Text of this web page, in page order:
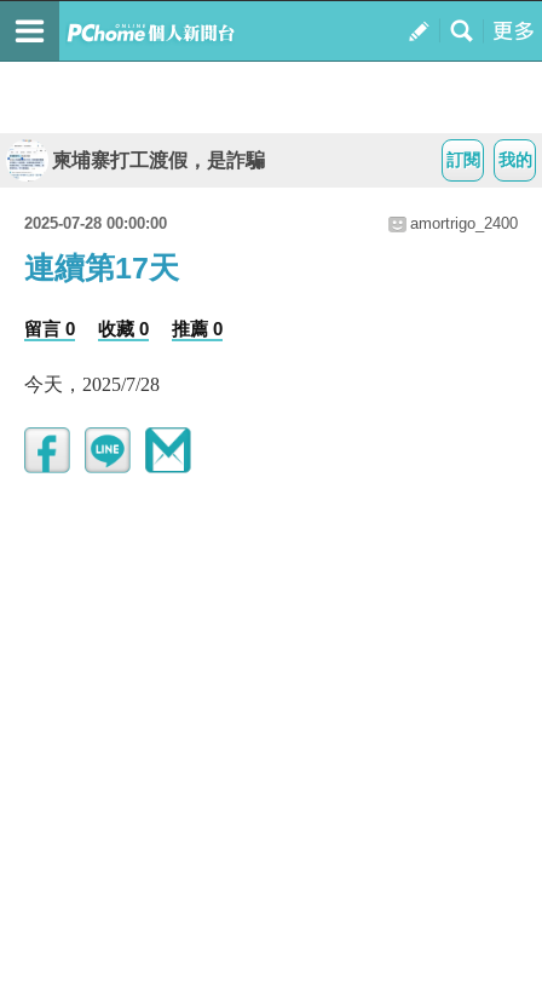
我的
訂閱
柬埔寨打工渡假，是詐騙
2025-07-28 00:00:00 amortrigo_2400
連續第17天
留言 0 收藏 0 推薦 0
今天，2025/7/28